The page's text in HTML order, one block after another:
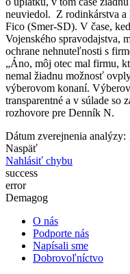
neuviedol. Z rodinkárstva
Fico (Smer-SD). V čase,
Vojenského spravodajstva,
ochrane nehnuteľnosti s
„Áno, môj otec mal firmu,
nemal žiadnu možnosť
výberovom konaní.
transparentné a v súlade so
rozhovore pre Denník N.
Dátum zverejnenia analýzy:
Naspäť
Nahlásiť chybu
success
error
Demagog
O nás
Podporte nás
Napísali sme
Dobrovoľníctvo